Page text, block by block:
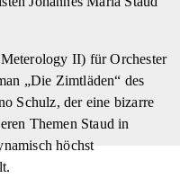
II) für Orchester
„Die Zimtläden“ des
Schulz, der eine bizarre
Themen Staud in
höchst